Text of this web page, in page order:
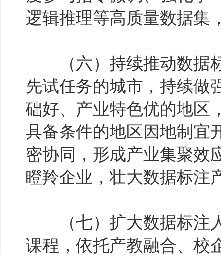
逻辑推理等高质量数据集
（六）持续推动数据标
先试任务的城市，持续做
础好、产业特色优的地区
具备条件的地区因地制宜
密协同，形成产业集聚效
瞪羚企业，壮大数据标注
（七）扩大数据标注人
课程，依托产教融合、校